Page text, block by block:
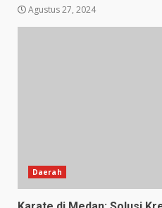
Agustus 27, 2024
Daerah